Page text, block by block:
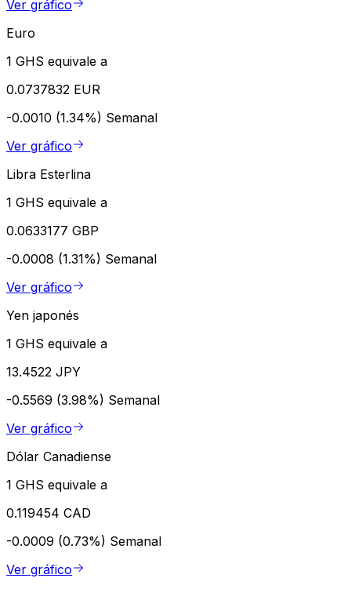
Ver gráfico
Euro
1 GHS equivale a
0.0737832 EUR
-0.0010 (1.34%) Semanal
Ver gráfico
Libra Esterlina
1 GHS equivale a
0.0633177 GBP
-0.0008 (1.31%) Semanal
Ver gráfico
Yen japonés
1 GHS equivale a
13.4522 JPY
-0.5569 (3.98%) Semanal
Ver gráfico
Dólar Canadiense
1 GHS equivale a
0.119454 CAD
-0.0009 (0.73%) Semanal
Ver gráfico